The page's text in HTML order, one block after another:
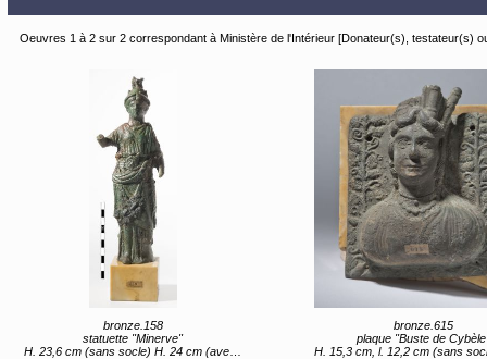
Oeuvres 1 à 2 sur 2 correspondant à Ministère de l'Intérieur [Donateur(s), testateur(s)
bronze.158
statuette "Minerve"
H. 23,6 cm (sans socle) H. 24 cm (avec socle)
bronze.615
plaque "Buste de
H. 15,3 cm, l. 12,2 cm (sans socle) H. 17 cm, l. 13,5 cm